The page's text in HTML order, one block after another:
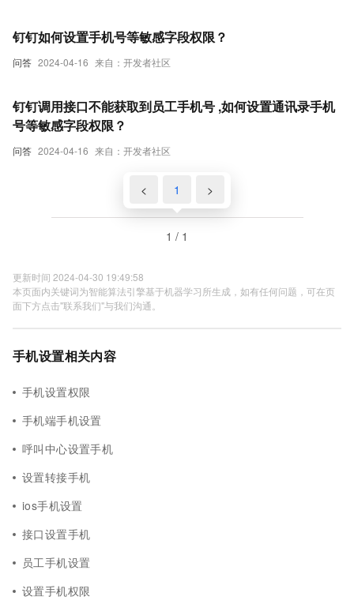
问答 2024-04-16 来自：开发者社区
钉钉如何设置手机号等敏感字段权限？
问答 2024-04-16 来自：开发者社区
钉钉调用接口不能获取到员工手机号 ,如何设置通讯录手机
号等敏感字段权限？
< 1 >
1 / 1
更新时间 2024-04-30 19:49:58
本页面内关键词为智能算法引擎基于机器学习所生成，如有任何问题，可在页
面下方点击"联系我们"与我们沟通。
手机设置相关内容
手机设置权限
手机端手机设置
呼叫中心设置手机
设置转接手机
ios手机设置
接口设置手机
员工手机设置
设置手机权限